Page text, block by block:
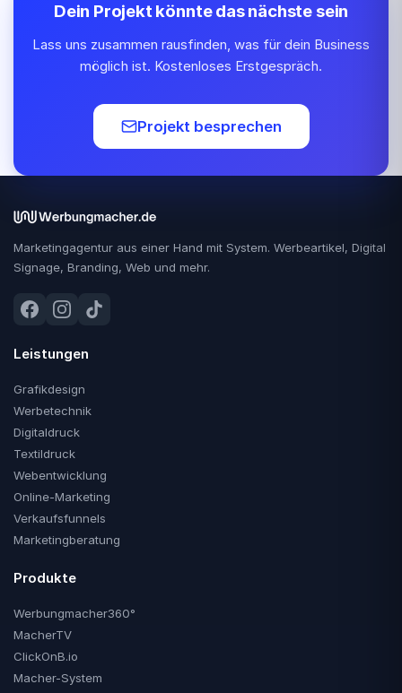
Dein Projekt könnte das nächste sein
Lass uns zusammen rausfinden, was für dein Business
möglich ist. Kostenloses Erstgespräch.
Projekt besprechen
Marketingagentur aus einer Hand mit System. Werbeartikel, Digital
Signage, Branding, Web und mehr.
Leistungen
Grafikdesign
Werbetechnik
Digitaldruck
Textildruck
Webentwicklung
Online-Marketing
Verkaufsfunnels
Marketingberatung
Produkte
Werbungmacher360°
MacherTV
ClickOnB.io
Macher-System